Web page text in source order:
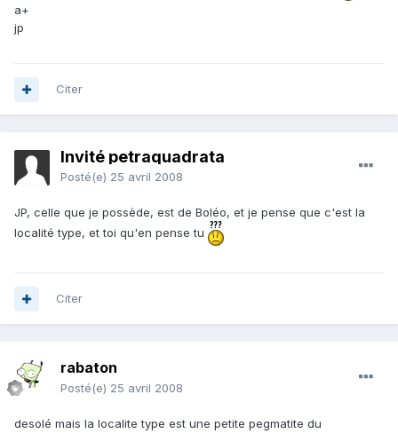
a+
jp
Citer
Invité petraquadrata
Posté(e) 25 avril 2008
JP, celle que je possède, est de Boléo, et je pense que c'est la
localité type, et toi qu'en pense tu
Citer
rabaton
Posté(e) 25 avril 2008
desolé mais la localite type est une petite pegmatite du